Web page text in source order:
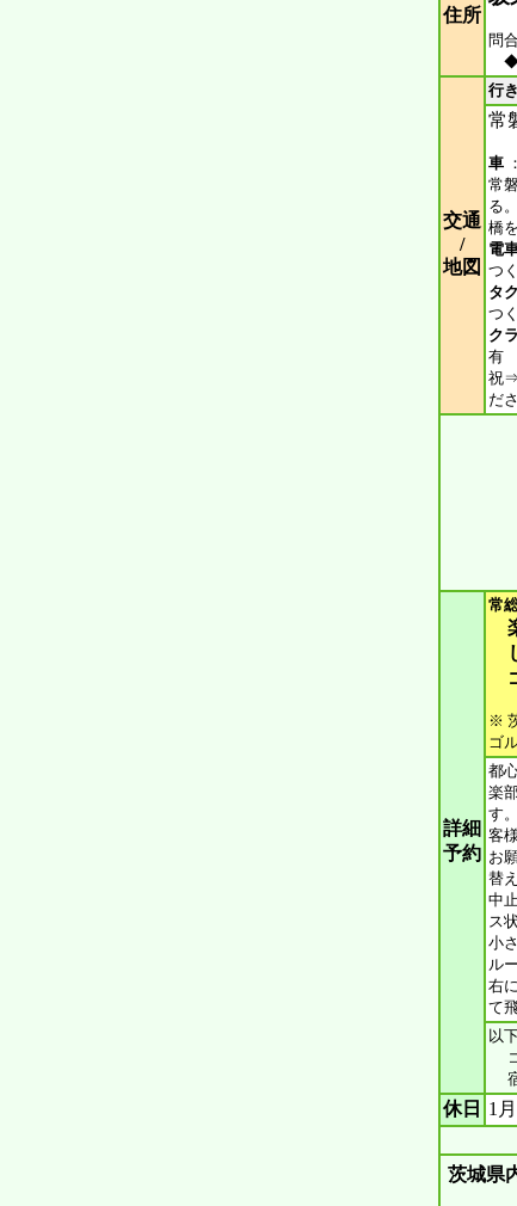
住所
問
◆
交通
/
地図
行
常
車 ：
常
る
橋
電
つ
タ
つ
ク
有
祝⇒
だ
詳細
予約
常
※
ゴ
都
楽
す
客
お
替
中
ス
小
ル
右
て
以
コ
宿
休日 1
茨城県